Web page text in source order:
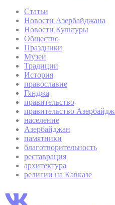
Статьи
Новости Азербайджана
Новости Культуры
Общество
Праздники
Музеи
Традиции
История
православие
Гянджа
правительство
правительство
население
Азербайджан
памятники
благотворительность
реставрация
архитектура
религии на Кавказе